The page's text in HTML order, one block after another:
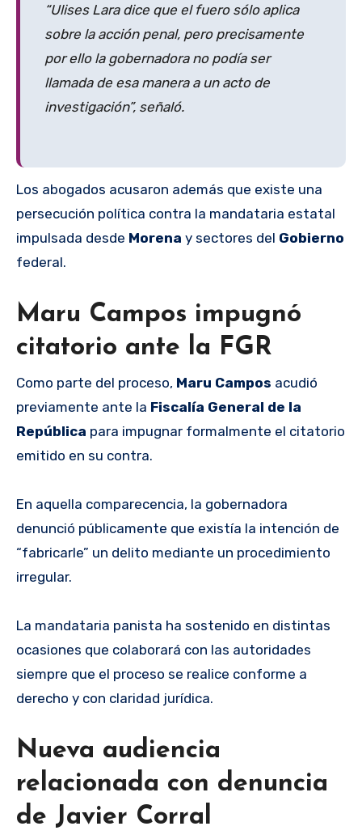
“Ulises Lara dice que el fuero sólo aplica
sobre la acción penal, pero precisamente
por ello la gobernadora no podía ser
llamada de esa manera a un acto de
investigación”, señaló.
Los abogados acusaron además que existe una
persecución política contra la mandataria estatal
impulsada desde Morena y sectores del Gobierno
federal.
Maru Campos impugnó
citatorio ante la FGR
Como parte del proceso, Maru Campos acudió
previamente ante la Fiscalía General de la
República para impugnar formalmente el citatorio
emitido en su contra.
En aquella comparecencia, la gobernadora
denunció públicamente que existía la intención de
“fabricarle” un delito mediante un procedimiento
irregular.
La mandataria panista ha sostenido en distintas
ocasiones que colaborará con las autoridades
siempre que el proceso se realice conforme a
derecho y con claridad jurídica.
Nueva audiencia
relacionada con denuncia
de Javier Corral